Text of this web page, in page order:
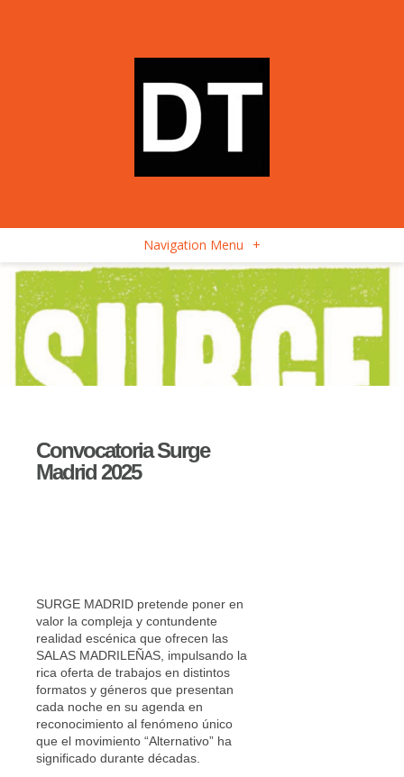
Navigation Menu +
Convocatoria Surge
Madrid 2025
SURGE MADRID pretende poner en
valor la compleja y contundente
realidad escénica que ofrecen las
SALAS MADRILEÑAS, impulsando la
rica oferta de trabajos en distintos
formatos y géneros que presentan
cada noche en su agenda en
reconocimiento al fenómeno único
que el movimiento “Alternativo” ha
significado durante décadas.